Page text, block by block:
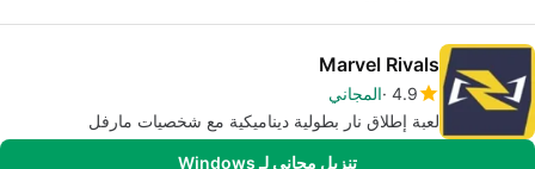
Marvel Rivals
4.9 المجاني
لعبة إطلاق نار بطولية ديناميكية مع شخصيات مارفل
تنزيل مجاني لـ Windows